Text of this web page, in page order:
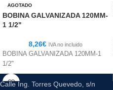
AGOTADO
BOBINA GALVANIZADA 120MM-
1 1/2"
8,26€ IVA no incluido
BOBINA GALVANIZADA 120MM-1
1/2"
Calle Ing. Torres Quevedo, s/n